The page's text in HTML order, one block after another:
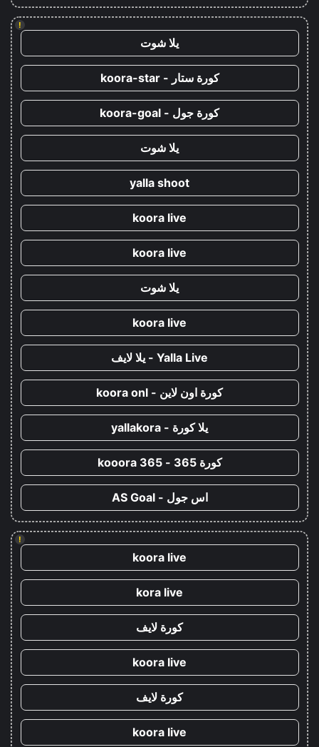
!
يلا شوت
كورة ستار - koora-star
كورة جول - koora-goal
يلا شوت
yalla shoot
koora live
koora live
يلا شوت
koora live
Yalla Live - يلا لايف
كورة اون لاين - koora onl
يلا كورة - yallakora
كورة 365 - kooora 365
اس جول - AS Goal
!
koora live
kora live
كورة لايف
koora live
كورة لايف
koora live